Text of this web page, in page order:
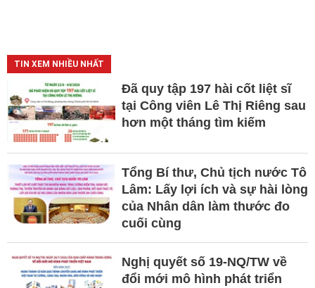
TIN XEM NHIỀU NHẤT
Đã quy tập 197 hài cốt liệt sĩ
tại Công viên Lê Thị Riêng sau
hơn một tháng tìm kiếm
Tổng Bí thư, Chủ tịch nước Tô
Lâm: Lấy lợi ích và sự hài lòng
của Nhân dân làm thước đo
cuối cùng
Nghị quyết số 19-NQ/TW về
đổi mới mô hình phát triển